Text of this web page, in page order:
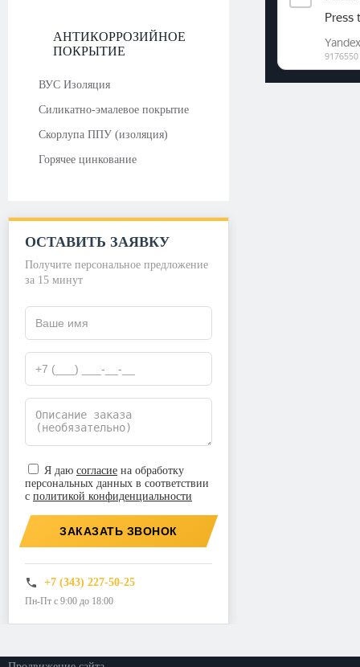
АНТИКОРРОЗИЙНОЕ
ПОКРЫТИЕ
ВУС Изоляция
Силикатно-эмалевое покрытие
Скорлупа ППУ (изоляция)
Горячее цинкование
ОСТАВИТЬ ЗАЯВКУ
Получите персональное предложение
за 15 минут
Я даю согласие на обработку
персональных данных в соответствии
с политикой конфиденциальности
ЗАКАЗАТЬ ЗВОНОК
+7 (343) 227-50-25
Пн-Пт с 9:00 до 18:00
©2026. ООО «Прогресс»
Все права защищены